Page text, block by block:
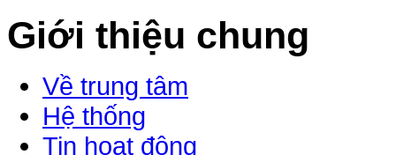
Giới thiệu chung
Về trung tâm
Hệ thống
Tin hoạt động